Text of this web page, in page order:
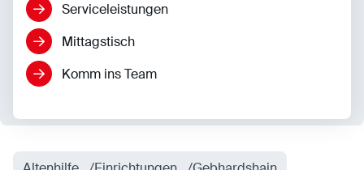
Serviceleistungen
Mittagstisch
Komm ins Team